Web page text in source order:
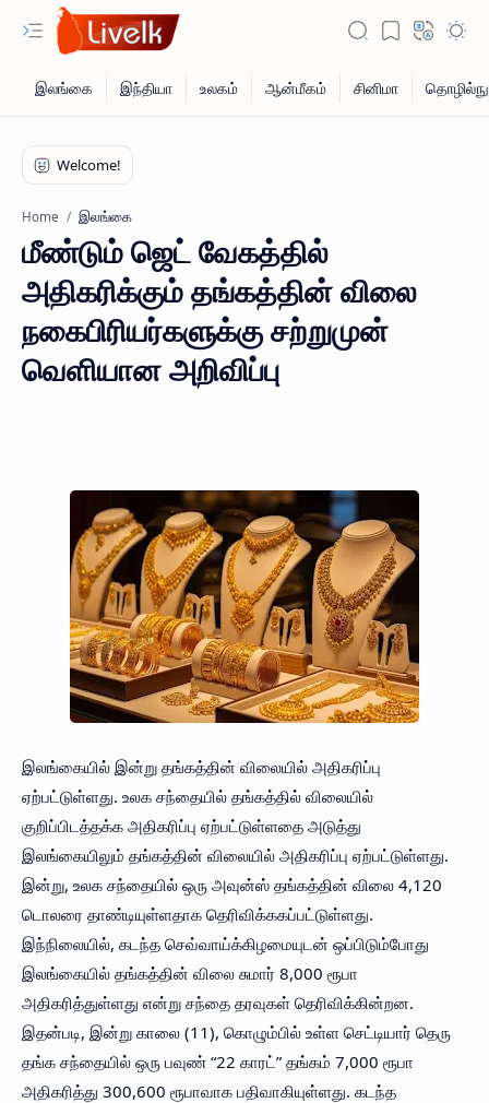
Home இலங்கை
மீண்டும் ஜெட் வேகத்தில்
அதிகரிக்கும் தங்கத்தின் விலை
நகைபிரியர்களுக்கு சற்றுமுன்
வெளியான அறிவிப்பு
இலங்கையில் இன்று தங்கத்தின் விலையில் அதிகரிப்பு
ஏற்பட்டுள்ளது. உலக சந்தையில் தங்கத்தில் விலையில்
குறிப்பிடத்தக்க அதிகரிப்பு ஏற்பட்டுள்ளதை அடுத்து
இலங்கையிலும் தங்கத்தின் விலையில் அதிகரிப்பு ஏற்பட்டுள்ளது.
இன்று, உலக சந்தையில் ஒரு அவுன்ஸ் தங்கத்தின் விலை 4,120
டொலரை தாண்டியுள்ளதாக தெரிவிக்ககப்பட்டுள்ளது.
இந்நிலையில், கடந்த செவ்வாய்க்கிழமையுடன் ஒப்பிடும்போது
இலங்கையில் தங்கத்தின் விலை சுமார் 8,000 ரூபா
அதிகரித்துள்ளது என்று சந்தை தரவுகள் தெரிவிக்கின்றன.
இதன்படி, இன்று காலை (11), கொழும்பில் உள்ள செட்டியார் தெரு
தங்க சந்தையில் ஒரு பவுண் “22 காரட்” தங்கம் 7,000 ரூபா
அதிகரித்து 300,600 ரூபாவாக பதிவாகியுள்ளது. கடந்த